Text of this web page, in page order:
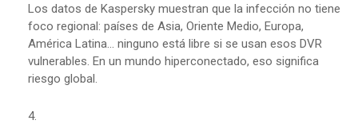
Los datos de Kaspersky muestran que la infección no tiene
foco regional: países de Asia, Oriente Medio, Europa,
América Latina... ninguno está libre si se usan esos DVR
vulnerables. En un mundo hiperconectado, eso significa
riesgo global.